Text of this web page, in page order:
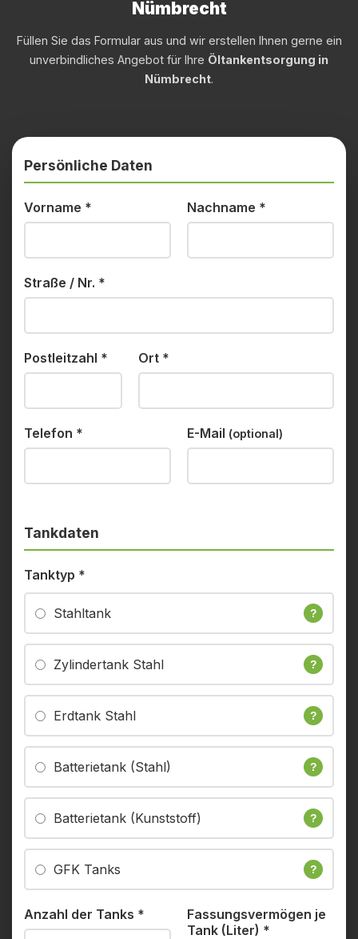
Nümbrecht
Füllen Sie das Formular aus und wir erstellen Ihnen gerne ein
unverbindliches Angebot für Ihre Öltankentsorgung in
Nümbrecht.
Persönliche Daten
Vorname * Nachname *
Straße / Nr. *
Postleitzahl * Ort *
Telefon * E-Mail (optional)
Tankdaten
Tanktyp *
Stahltank ?
Zylindertank Stahl ?
Erdtank Stahl ?
Batterietank (Stahl) ?
Batterietank (Kunststoff) ?
GFK Tanks ?
Anzahl der Tanks *
Fassungsvermögen je
Tank (Liter) *